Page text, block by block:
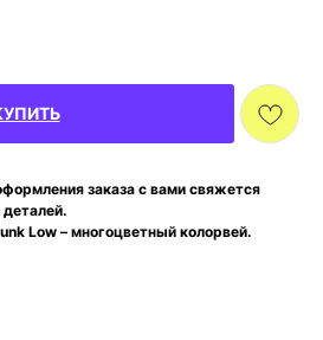
заказа с вами свяжется
Low – многоцветный колорвей.